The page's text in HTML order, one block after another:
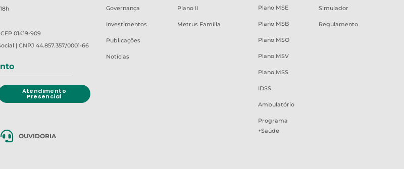
01419-909
| CNPJ 44.857.357/0001-66
Atendimento
Presencial
OUVIDORIA
Governança
Investimentos
Publicações
Notícias
Plano II
Metrus Família
Plano MSE
Plano MSB
Plano MSO
Plano MSV
Plano MSS
IDSS
Ambulatório
Programa
+Saúde
Simulador
Regulamento